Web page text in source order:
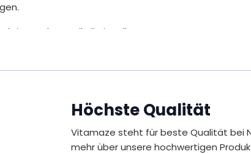
Vitamin B1
Vitamin B2
Lebensstil, die im Alltag
(EFSA) zugelassene
Höchste Qualität
Vitamaze steht für beste Qualität bei
mehr über unsere hochwertigen